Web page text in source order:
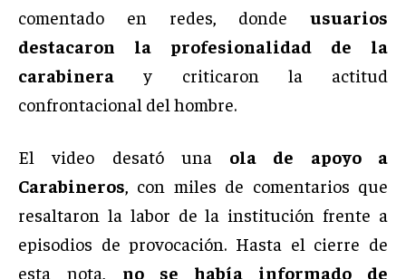
comentado en redes, donde usuarios
destacaron la profesionalidad de la
carabinera y criticaron la actitud
confrontacional del hombre.
El video desató una ola de apoyo a
Carabineros , con miles de comentarios que
resaltaron la labor de la institución frente a
episodios de provocación. Hasta el cierre de
esta nota, no se había informado de